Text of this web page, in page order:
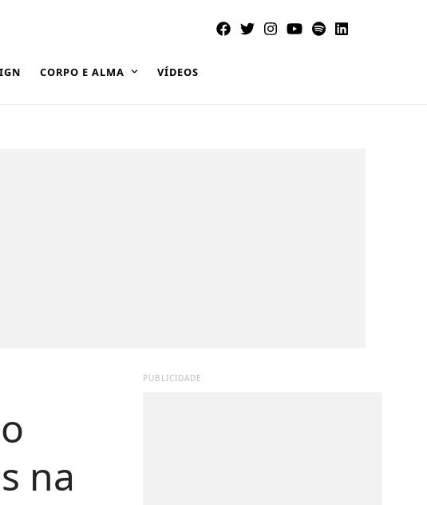
CORPO E ALMA VÍDEOS
na
PUBLICIDADE